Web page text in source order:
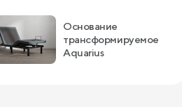
Основание
трансформируемое
Aquarius